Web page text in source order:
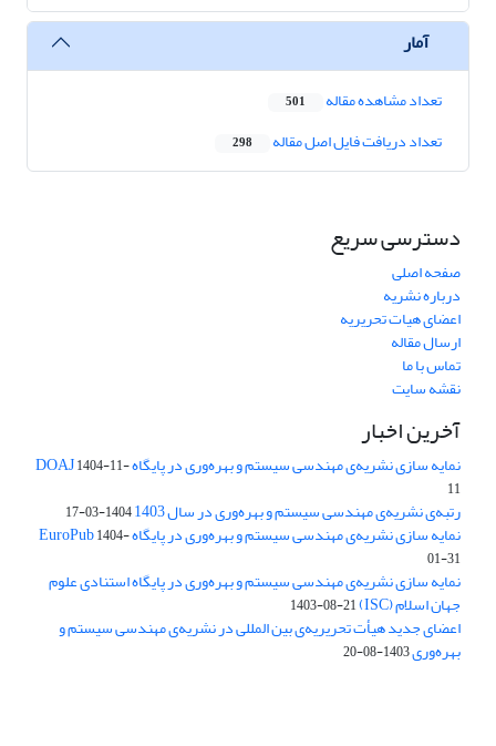
آمار
تعداد مشاهده مقاله 501
تعداد دریافت فایل اصل مقاله 298
دسترسی سریع
صفحه اصلی
درباره نشریه
اعضای هیات تحریریه
ارسال مقاله
تماس با ما
نقشه سایت
آخرین اخبار
نمایه سازی نشریه‌ی مهندسی سیستم و بهره‌وری در پایگاه DOAJ1404-11-
11
رتبه‌ی نشریه‌ی مهندسی سیستم و بهره‌وری در سال 1403 1404-03-17
نمایه سازی نشریه‌ی مهندسی سیستم و بهره‌وری در پایگاه EuroPub1404-
01-31
نمایه سازی نشریه‌ی مهندسی سیستم و بهره‌وری در پایگاه استنادی علوم
جهان اسلام (ISC) 1403-08-21
اعضای جدید هیأت تحریریه‌ی بین المللی در نشریه‌ی مهندسی سیستم و
بهره‌وری1403-08-20